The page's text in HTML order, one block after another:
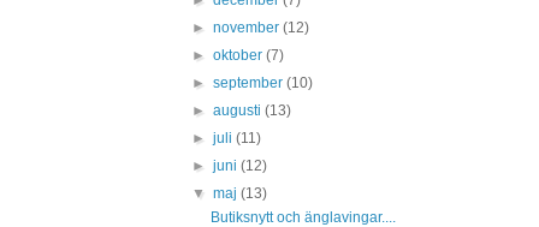
►november(12)
►oktober(7)
►september(10)
►augusti(13)
►juli(11)
►juni(12)
▼maj(13)
Butiksnytt och änglavingar....